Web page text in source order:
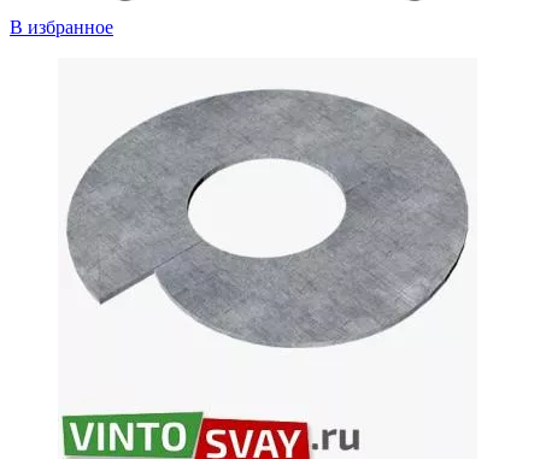
В избранное